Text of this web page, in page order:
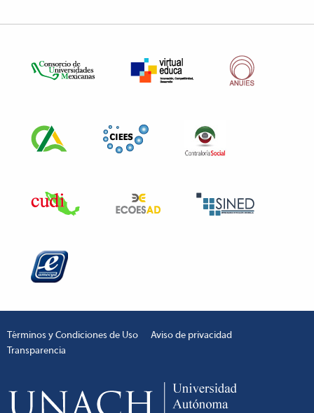
Términos y Condiciones de Uso
Aviso de privacidad
Transparencia